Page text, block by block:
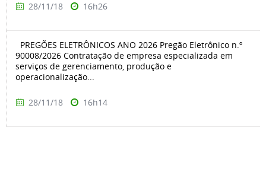
28/11/18 16h26
PREGÕES ELETRÔNICOS ANO 2026 Pregão Eletrônico n.º
90008/2026 Contratação de empresa especializada em
serviços de gerenciamento, produção e
operacionalização...
28/11/18 16h14